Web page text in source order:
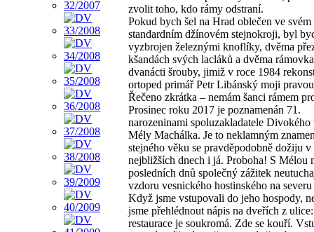
zvolit toho, kdo rámy odstraní.
Pokud bych šel na Hrad oblečen ve svém
standardním džínovém stejnokroji, byl
vyzbrojen železnými knoflíky, dvěma
kšandách svých lacláků a dvěma
dvanácti šrouby, jimiž v roce 1984
ortoped primář Petr Libánský moji
Řečeno zkrátka – nemám šanci rámem
Prosinec roku 2017 je poznamenán 71.
narozeninami spoluzakladatele Divokého
Mély Machálka. Je to neklamným
stejného věku se pravděpodobně dožiju v
nejbližších dnech i já. Proboha! S Mélou
posledních dnů společný zážitek
vzdoru vesnického hostinského na
Když jsme vstupovali do jeho hospody,
jsme přehlédnout nápis na dveřích z
restaurace je soukromá. Zde se kouří.